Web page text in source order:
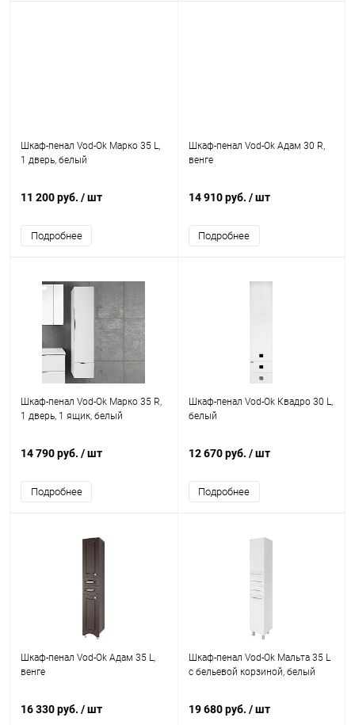
Шкаф-пенал Vod-Ok Марко 35 L,
1 дверь, белый
11 200 руб. / шт
Подробнее
Шкаф-пенал Vod-Ok Адам 30 R,
венге
14 910 руб. / шт
Подробнее
Шкаф-пенал Vod-Ok Марко 35 R,
1 дверь, 1 ящик, белый
14 790 руб. / шт
Подробнее
Шкаф-пенал Vod-Ok Квадро 30 L,
белый
12 670 руб. / шт
Подробнее
Шкаф-пенал Vod-Ok Адам 35 L,
венге
16 330 руб. / шт
Шкаф-пенал Vod-Ok Мальта 35 L
с бельевой корзиной, белый
19 680 руб. / шт